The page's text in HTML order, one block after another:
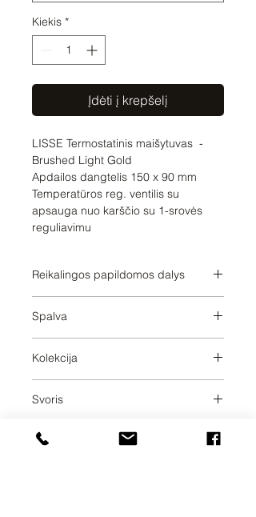
Kiekis *
Įdėti į krepšelį
LISSE Termostatinis maišytuvas  -
Brushed Light Gold
Apdailos dangtelis 150 x 90 mm
Temperatūros reg. ventilis su
apsauga nuo karščio su 1-srovės
reguliavimu
Reikalingos papildomos dalys
0;1236097090
Spalva
Kolekcija
Svoris
1.57
Pristatymo dienos